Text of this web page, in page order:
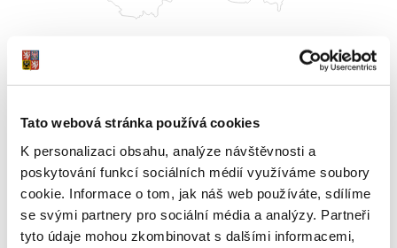
Tato webová stránka používá cookies
K personalizaci obsahu, analýze návštěvnosti a
poskytování funkcí sociálních médií využíváme soubory
cookie. Informace o tom, jak náš web používáte, sdílíme
se svými partnery pro sociální média a analýzy. Partneři
tyto údaje mohou zkombinovat s dalšími informacemi,
Vyberte kraje
Hlavní město Praha
Středočeský kraj
Jihočeský kraj
Plzeňský kraj
Karlovarský kraj
Ústecký kraj